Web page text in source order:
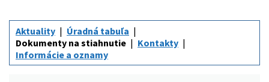
Aktuality
Úradná tabuľa
Dokumenty na stiahnutie
Kontakty
Informácie a oznamy